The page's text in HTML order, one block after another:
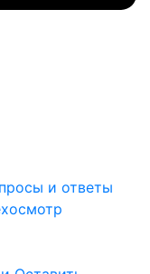
и ответы